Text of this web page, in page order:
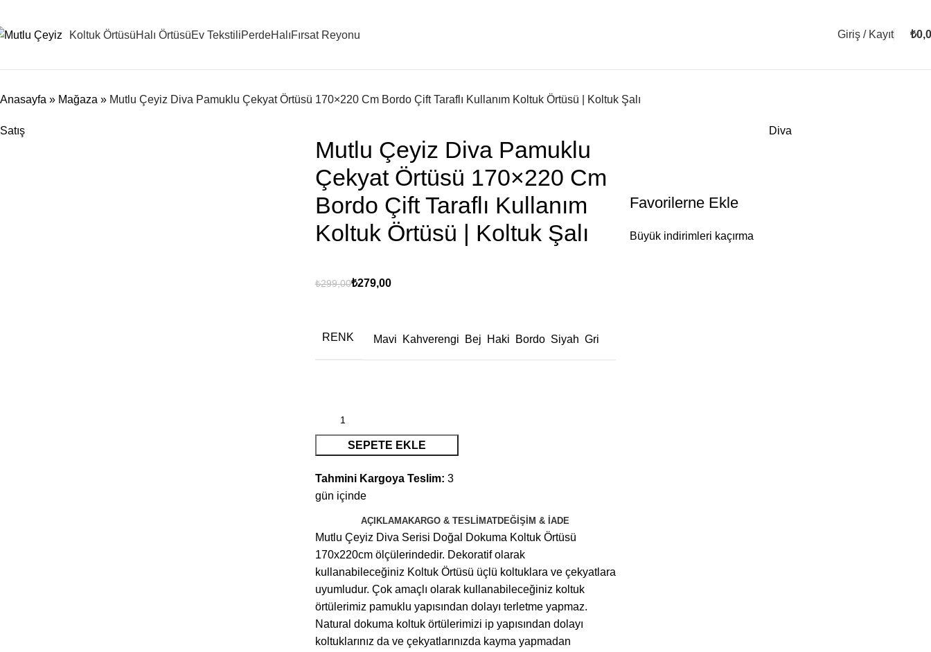
Koltuk ÖrtüsüHalı ÖrtüsüEv TekstiliPerdeHalıFırsat Reyonu Giriş / Kayıt ₺
Anasayfa » Mağaza » Mutlu Çeyiz Diva Pamuklu Çekyat Örtüsü 170×220 Cm Bordo Çift Taraflı Kullanım Koltuk Örtüsü | Koltuk Şalı
Satış
Mutlu Çeyiz Diva Pamuklu
Çekyat Örtüsü 170×220 Cm
Bordo Çift Taraflı Kullanım
Koltuk Örtüsü | Koltuk Şalı
₺299,00₺279,00
RENK Mavi Kahverengi Bej Haki Bordo Siyah Gri
SEPETE EKLE
Tahmini Kargoya Teslim: 3
gün içinde
AÇIKLAMAKARGO & TESLIMATDEĞIŞIM & İADE
Mutlu Çeyiz Diva Serisi Doğal Dokuma Koltuk Örtüsü
170x220cm ölçülerindedir. Dekoratif olarak
kullanabileceğiniz Koltuk Örtüsü üçlü koltuklara ve çekyatlara
uyumludur. Çok amaçlı olarak kullanabileceğiniz koltuk
örtülerimiz pamuklu yapısından dolayı terletme yapmaz.
Natural dokuma koltuk örtülerimizi ip yapısından dolayı
koltuklarınız da ve çekyatlarınızda kayma yapmadan
Diva
Favorilerne Ekle
Büyük indirimleri kaçırma